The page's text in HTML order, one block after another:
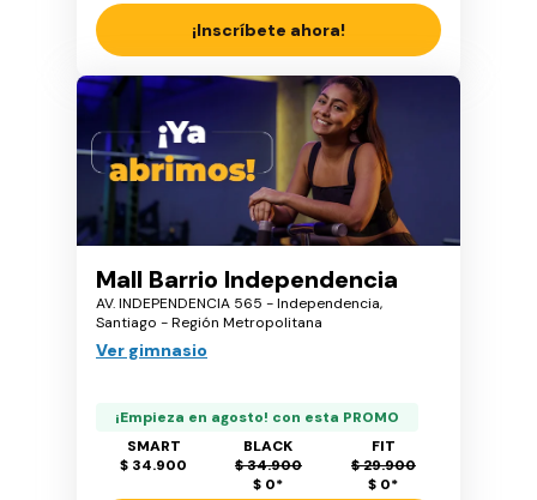
¡Inscríbete ahora!
Mall Barrio Independencia
AV. INDEPENDENCIA 565 - Independencia,
Santiago - Región Metropolitana
Ver gimnasio
¡Empieza en agosto! con esta PROMO
SMART
$ 34.900
BLACK
$ 34.900
$ 0*
FIT
$ 29.900
$ 0*